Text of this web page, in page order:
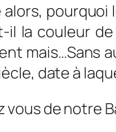
alors,
la couleur
mais…Sans
date à
vous de notre